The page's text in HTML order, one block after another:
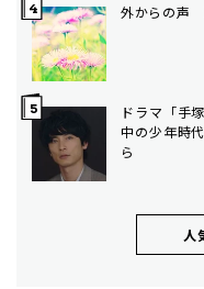
外からの声
ドラマ「手
中の少年時
ら
人